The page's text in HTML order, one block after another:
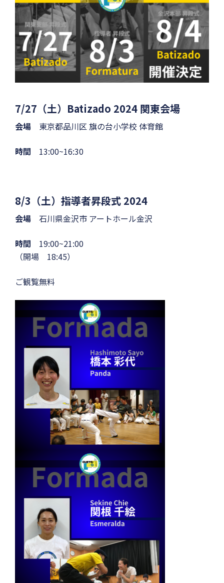
7/27（土）Batizado 2024 関東会場
会場 東京都品川区 旗の台小学校 体育館
時間 13:00~16:30
8/3（土）指導者昇段式 2024
会場 石川県金沢市 アートホール金沢
時間 19:00~21:00
（開場 18:45）
ご観覧無料